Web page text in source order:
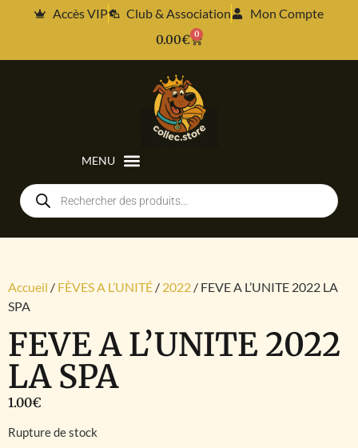
Accès VIP Club & Association
Mon Compte
0.00€ 0
Accueil / FÈVES A L’UNITÉ / 2022 / FEVE A L’UNITE 2022 LA
SPA
FEVE A L’UNITE 2022
LA SPA
1.00€
Rupture de stock